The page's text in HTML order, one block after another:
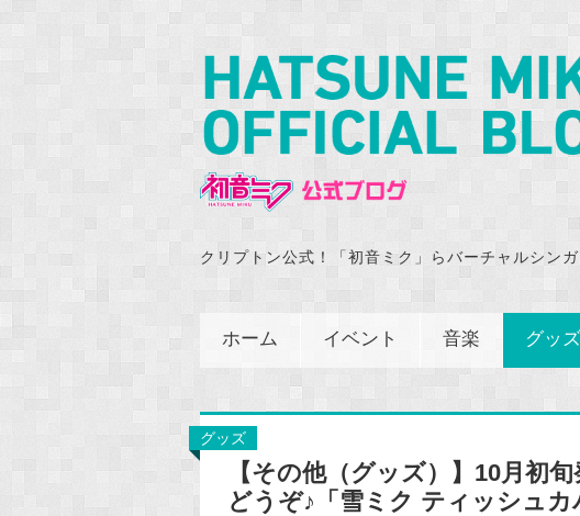
クリプトン公式！「初音ミク」らバーチャルシン
ホーム イベント 音楽 グッズ
グッズ
【その他（グッズ）】10月初
どうぞ♪「雪ミク ティッシュカ